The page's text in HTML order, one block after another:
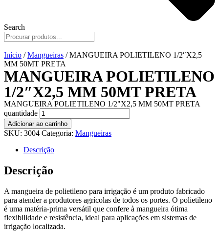
Search
Início /Mangueiras / MANGUEIRA POLIETILENO 1/2″X2,5
MM 50MT PRETA
MANGUEIRA POLIETILENO
1/2″X2,5 MM 50MT PRETA
MANGUEIRA POLIETILENO 1/2"X2,5 MM 50MT PRETA
quantidade
Adicionar ao carrinho
SKU: 3004 Categoria: Mangueiras
Descrição
Descrição
A mangueira de polietileno para irrigação é um produto fabricado
para atender a produtores agrícolas de todos os portes. O polietileno
é uma matéria-prima versátil que confere à mangueira ótima
flexibilidade e resistência, ideal para aplicações em sistemas de
irrigação localizada.